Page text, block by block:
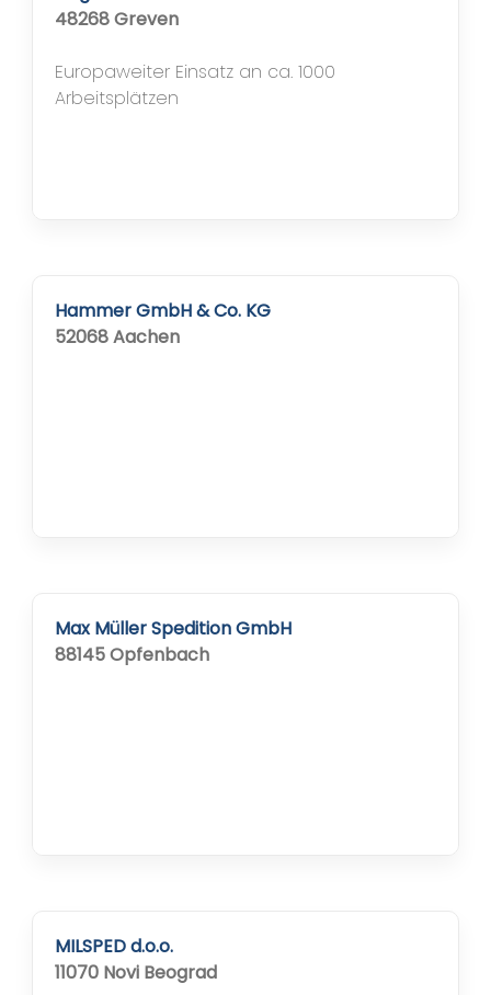
48268 Greven
Europaweiter Einsatz an ca. 1000
Arbeitsplätzen
Hammer GmbH & Co. KG
52068 Aachen
Max Müller Spedition GmbH
88145 Opfenbach
MILSPED d.o.o.
11070 Novi Beograd